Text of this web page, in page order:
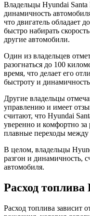
Владельцы Hyundai Santa
динамичность
что двигатель обладает
быстро набирать
другие автомобили.
Один из владельцев
разогнаться до 100
время, что делает его
быстроту и
Другие владельцы
управлению и имеет
считают, что Hyundai
уверенно и комфортно
плавные переходы между
В целом, владельцы
разгон и динамичность,
автомобиля.
Расход топлива
Расход топлива зависит